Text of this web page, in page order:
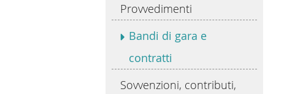
Provvedimenti
Bandi di gara e
contratti
Sovvenzioni, contributi,